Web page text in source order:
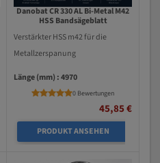
Danobat CR 330 AL Bi-Metal M42
HSS Bandsägeblatt
Verstärkter HSS m42 für die
Metallzerspanung
Länge (mm) : 4970
0 Bewertungen
45,85 €
PRODUKT ANSEHEN